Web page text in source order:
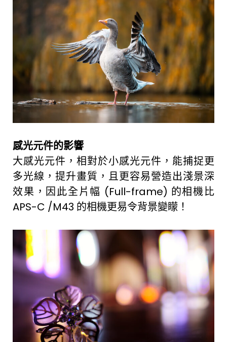
感光元件的影響
大感光元件，相對於小感光元件，能捕捉更
多光線，提升畫質，且更容易營造出淺景深
效果，因此全片幅 (Full-frame) 的相機比
APS-C /M43 的相機更易令背景變矇！